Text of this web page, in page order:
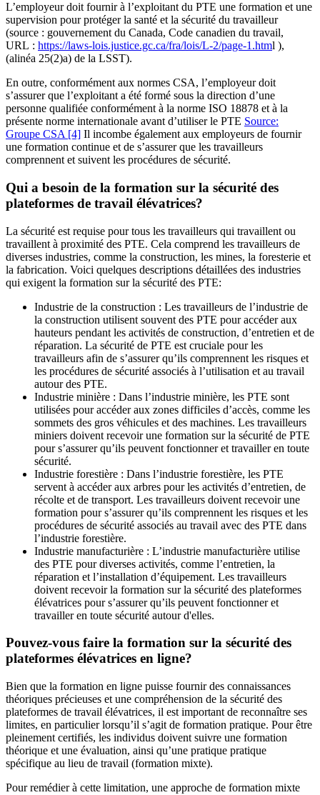
L’employeur doit fournir à l’exploitant du PTE une formation et une
supervision pour protéger la santé et la sécurité du travailleur
(source : gouvernement du Canada, Code canadien du travail,
URL : https://laws-lois.justice.gc.ca/fra/lois/L-2/page-1.html ),
(alinéa 25(2)a) de la LSST).
En outre, conformément aux normes CSA, l’employeur doit
s’assurer que l’exploitant a été formé sous la direction d’une
personne qualifiée conformément à la norme ISO 18878 et à la
présente norme internationale avant d’utiliser le PTE Source:
Groupe CSA [4] Il incombe également aux employeurs de fournir
une formation continue et de s’assurer que les travailleurs
comprennent et suivent les procédures de sécurité.
Qui a besoin de la formation sur la sécurité des
plateformes de travail élévatrices?
La sécurité est requise pour tous les travailleurs qui travaillent ou
travaillent à proximité des PTE. Cela comprend les travailleurs de
diverses industries, comme la construction, les mines, la foresterie et
la fabrication. Voici quelques descriptions détaillées des industries
qui exigent la formation sur la sécurité des PTE:
Industrie de la construction : Les travailleurs de l’industrie de
la construction utilisent souvent des PTE pour accéder aux
hauteurs pendant les activités de construction, d’entretien et de
réparation. La sécurité de PTE est cruciale pour les
travailleurs afin de s’assurer qu’ils comprennent les risques et
les procédures de sécurité associés à l’utilisation et au travail
autour des PTE.
Industrie minière : Dans l’industrie minière, les PTE sont
utilisées pour accéder aux zones difficiles d’accès, comme les
sommets des gros véhicules et des machines. Les travailleurs
miniers doivent recevoir une formation sur la sécurité de PTE
pour s’assurer qu’ils peuvent fonctionner et travailler en toute
sécurité.
Industrie forestière : Dans l’industrie forestière, les PTE
servent à accéder aux arbres pour les activités d’entretien, de
récolte et de transport. Les travailleurs doivent recevoir une
formation pour s’assurer qu’ils comprennent les risques et les
procédures de sécurité associés au travail avec des PTE dans
l’industrie forestière.
Industrie manufacturière : L’industrie manufacturière utilise
des PTE pour diverses activités, comme l’entretien, la
réparation et l’installation d’équipement. Les travailleurs
doivent recevoir la formation sur la sécurité des plateformes
élévatrices pour s’assurer qu’ils peuvent fonctionner et
travailler en toute sécurité autour d'elles.
Pouvez-vous faire la formation sur la sécurité des
plateformes élévatrices en ligne?
Bien que la formation en ligne puisse fournir des connaissances
théoriques précieuses et une compréhension de la sécurité des
plateformes de travail élévatrices, il est important de reconnaître ses
limites, en particulier lorsqu’il s’agit de formation pratique. Pour être
pleinement certifiés, les individus doivent suivre une formation
théorique et une évaluation, ainsi qu’une pratique pratique
spécifique au lieu de travail (formation mixte).
Pour remédier à cette limitation, une approche de formation mixte